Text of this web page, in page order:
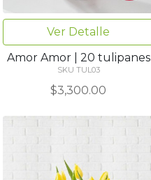
Ver Detalle
Amor Amor | 20 tulipanes
SKU TUL03
$3,300.00